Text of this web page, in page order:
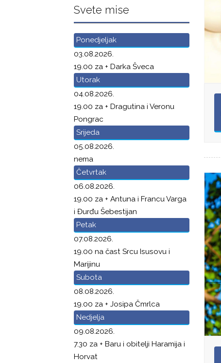
Svete mise
Ponedjeljak
03.08.2026.
19.00 za + Darka Šveca
Utorak
04.08.2026.
19.00 za + Dragutina i Veronu
Pongrac
Srijeda
05.08.2026.
nema
Četvrtak
06.08.2026.
19.00 za + Antuna i Francu Varga
i Đurđu Šebestijan
Petak
07.08.2026.
19.00 na čast Srcu Isusovu i
Marijinu
Subota
08.08.2026.
19.00 za + Josipa Čmrlca
Nedjelja
09.08.2026.
7.30 za + Baru i obitelji Haramija i
Horvat